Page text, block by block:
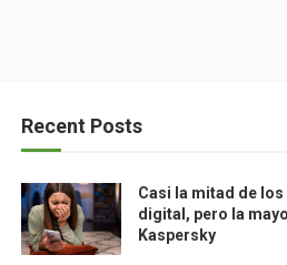
Recent Posts
Casi la mitad de
digital, pero la
Kaspersky